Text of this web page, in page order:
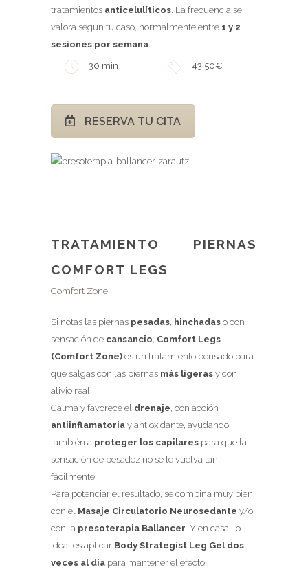
tratamientos anticelulíticos . La frecuencia se
valora según tu caso, normalmente entre 1 y 2
sesiones por semana
30 min 43,50€
RESERVA TU CITA
TRATAMIENTO PIERNAS
COMFORT LEGS
Comfort Zone
Si notas las piernas pesadas, hinchadas o con
sensación de cansancio, Comfort Legs
(Comfort Zone) es un tratamiento pensado para
que salgas con las piernas más ligeras y con
alivio real.
Calma y favorece el drenaje, con acción
antiinflamatoria y antioxidante, ayudando
también a proteger los capilares para que la
sensación de pesadez no se te vuelva tan
fácilmente.
Para potenciar el resultado, se combina muy bien
con el Masaje Circulatorio Neurosedante y/o
con la presoterapia Ballancer. Y en casa, lo
ideal es aplicar Body Strategist Leg Gel dos
veces al día para mantener el efecto.